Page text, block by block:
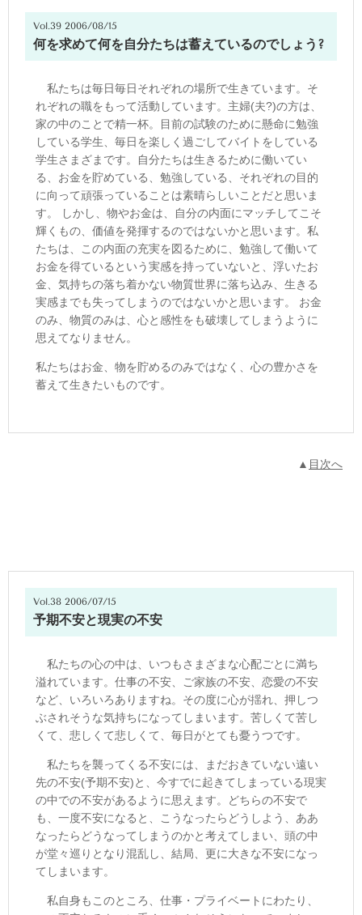
Vol.39 2006/08/15
何を求めて何を自分たちは蓄えているのでしょう?
私たちは毎日毎日それぞれの場所で生きています。そ
れぞれの職をもって活動しています。主婦(夫?)の方は、
家の中のことで精一杯。目前の試験のために懸命に勉強
している学生、毎日を楽しく過ごしてバイトをしている
学生さまざまです。自分たちは生きるために働いてい
る、お金を貯めている、勉強している、それぞれの目的
に向って頑張っていることは素晴らしいことだと思いま
す。 しかし、物やお金は、自分の内面にマッチしてこそ
輝くもの、価値を発揮するのではないかと思います。私
たちは、この内面の充実を図るために、勉強して働いて
お金を得ているという実感を持っていないと、浮いたお
金、気持ちの落ち着かない物質世界に落ち込み、生きる
実感までも失ってしまうのではないかと思います。 お金
のみ、物質のみは、心と感性をも破壊してしまうように
思えてなりません。
私たちはお金、物を貯めるのみではなく、心の豊かさを
蓄えて生きたいものです。
▲ 目次へ
Vol.38 2006/07/15
予期不安と現実の不安
私たちの心の中は、いつもさまざまな心配ごとに満ち
溢れています。仕事の不安、ご家族の不安、恋愛の不安
など、いろいろありますね。その度に心が揺れ、押しつ
ぶされそうな気持ちになってしまいます。苦しくて苦し
くて、悲しくて悲しくて、毎日がとても憂うつです。
私たちを襲ってくる不安には、まだおきていない遠い
先の不安(予期不安)と、今すでに起きてしまっている現実
の中での不安があるように思えます。どちらの不安で
も、一度不安になると、こうなったらどうしよう、ああ
なったらどうなってしまうのかと考えてしまい、頭の中
が堂々巡りとなり混乱し、結局、更に大きな不安になっ
てしまいます。
私自身もこのところ、仕事・プライベートにわたり、